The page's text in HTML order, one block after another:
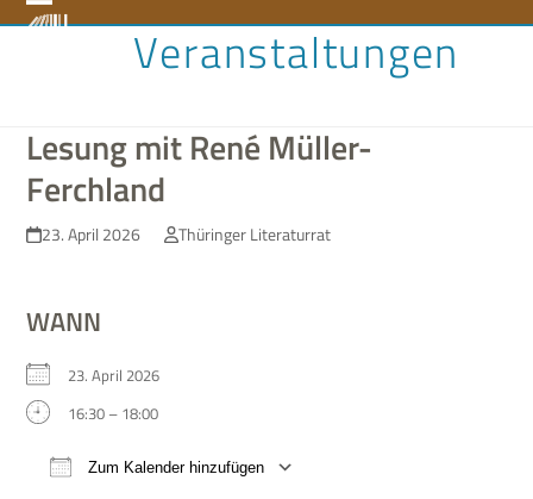
to Open
Close
Veranstaltungen
Lesung mit René Müller-
Ferchland
23. April 2026 Thüringer Literaturrat
WANN
23. April 2026
16:30 – 18:00
Zum Kalender hinzufügen